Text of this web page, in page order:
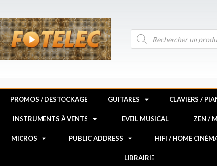
au
contenu
Recherche
de
produits
PROMOS / DESTOCKAGE GUITARES CLAVIERS /
INSTRUMENTS À VENTS EVEIL MUSICAL ZEN /
MICROS PUBLIC ADDRESS HIFI / HOME
LIBRAIRIE